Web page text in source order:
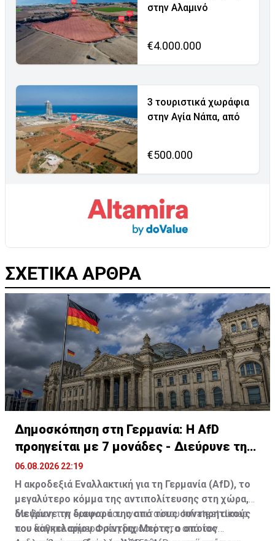
στην Αλαμινό
€4.000.000
3 τουριστικά χωράφια
στην Αγία Νάπα, από
€500.000
ΣΧΕΤΙΚΑ ΑΡΘΡΑ
Δημοσκόπηση στη Γερμανία: Η AfD
προηγείται με 7 μονάδες - Διεύρυνε τη
διαφορά
06.08.2026 22:19
Η ακροδεξιά Εναλλακτική για τη Γερμανία (AfD), το
μεγαλύτερο κόμμα της αντιπολίτευσης στη χώρα,
διεύρυνε τη διαφορά της από τους συντηρητικούς
του καγκελαρίου Φρίντριχ Μερτς, ο οποίος
Με βάση την έρευνα του ινστιτούτου Infratest dimap
που δόθηκε σήμερα στη δημοσιότητα από τον